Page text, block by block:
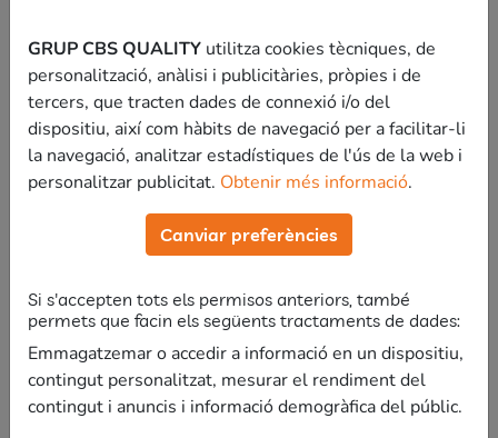
4. Quines proves té l’oposició de
bombers de la Generalitat?
1A PROVA: CONEIXEMENTS OPOSICIONS
BOMBERS GENERALITAT
De caràcter obligatòria i eliminatòria.
de reserva.
Valoració 10 punts. Mínim 5 punts.
Curs temari
GRUP CBS QUALITY utilitza cookies tècniques, de
personalització, anàlisi i publicitàries, pròpies i de
tercers, que tracten dades de connexió i/o del
dispositiu, així com hàbits de navegació per a facilitar-li
la navegació, analitzar estadístiques de l'ús de la web i
personalitzar publicitat. Obtenir més informació.
Canviar preferències
Si s'accepten tots els permisos anteriors, també
permets que facin els següents tractaments de dades:
Emmagatzemar o accedir a informació en un dispositiu,
contingut personalitzat, mesurar el rendiment del
contingut i anuncis i informació demogràfica del públic.